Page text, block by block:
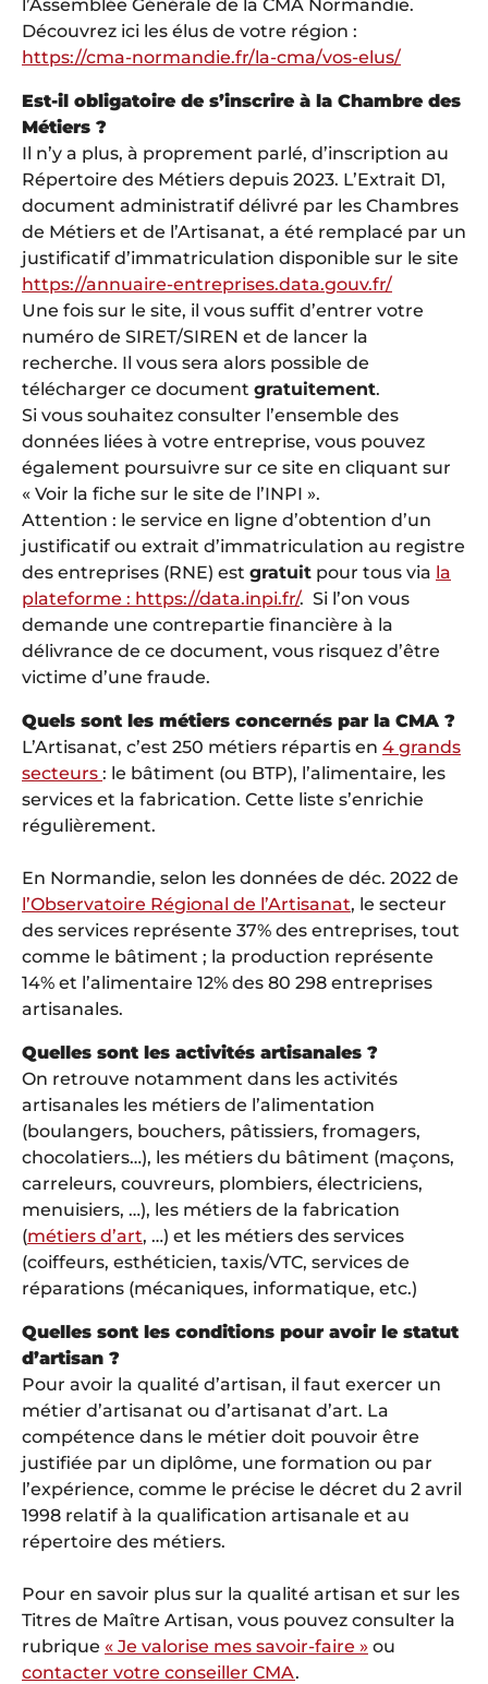
l’Assemblée Générale de la CMA Normandie.
Découvrez ici les élus de votre région :
https://cma-normandie.fr/la-cma/vos-elus/
Est-il obligatoire de s’inscrire à la Chambre des
Métiers ?
Il n’y a plus, à proprement parlé, d’inscription au
Répertoire des Métiers depuis 2023. L’Extrait D1,
document administratif délivré par les Chambres
de Métiers et de l’Artisanat, a été remplacé par un
justificatif d’immatriculation disponible sur le site
https://annuaire-entreprises.data.gouv.fr/
Une fois sur le site, il vous suffit d’entrer votre
numéro de SIRET/SIREN et de lancer la
recherche. Il vous sera alors possible de
télécharger ce document gratuitement.
Si vous souhaitez consulter l’ensemble des
données liées à votre entreprise, vous pouvez
également poursuivre sur ce site en cliquant sur
« Voir la fiche sur le site de l’INPI ».
Attention : le service en ligne d’obtention d’un
justificatif ou extrait d’immatriculation au registre
des entreprises (RNE) est gratuit pour tous via la
plateforme : https://data.inpi.fr/. Si l’on vous
demande une contrepartie financière à la
délivrance de ce document, vous risquez d’être
victime d’une fraude.
Quels sont les métiers concernés par la CMA ?
L’Artisanat, c’est 250 métiers répartis en 4 grands
secteurs : le bâtiment (ou BTP), l’alimentaire, les
services et la fabrication. Cette liste s’enrichie
régulièrement.
En Normandie, selon les données de déc. 2022 de
l’Observatoire Régional de l’Artisanat, le secteur
des services représente 37% des entreprises, tout
comme le bâtiment ; la production représente
14% et l’alimentaire 12% des 80 298 entreprises
artisanales.
Quelles sont les activités artisanales ?
On retrouve notamment dans les activités
artisanales les métiers de l’alimentation
(boulangers, bouchers, pâtissiers, fromagers,
chocolatiers…), les métiers du bâtiment (maçons,
carreleurs, couvreurs, plombiers, électriciens,
menuisiers, …), les métiers de la fabrication
(métiers d’art, …) et les métiers des services
(coiffeurs, esthéticien, taxis/VTC, services de
réparations (mécaniques, informatique, etc.)
Quelles sont les conditions pour avoir le statut
d’artisan ?
Pour avoir la qualité d’artisan, il faut exercer un
métier d’artisanat ou d’artisanat d’art. La
compétence dans le métier doit pouvoir être
justifiée par un diplôme, une formation ou par
l’expérience, comme le précise le décret du 2 avril
1998 relatif à la qualification artisanale et au
répertoire des métiers.
Pour en savoir plus sur la qualité artisan et sur les
Titres de Maître Artisan, vous pouvez consulter la
rubrique « Je valorise mes savoir-faire » ou
contacter votre conseiller CMA.